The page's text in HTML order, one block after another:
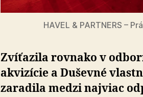
HAVEL & PARTNERS –
Zvíťazila rovnako v
akvizície a Duševné
zaradila medzi najviac